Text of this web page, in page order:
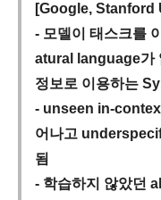
[Google, Stanford
- 모델이 태스크를
atural language가
정보로 이용하는
- unseen in-
어나고
됨
- 학습하지 않았던